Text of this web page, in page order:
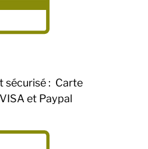
sécurisé : Carte
et Paypal